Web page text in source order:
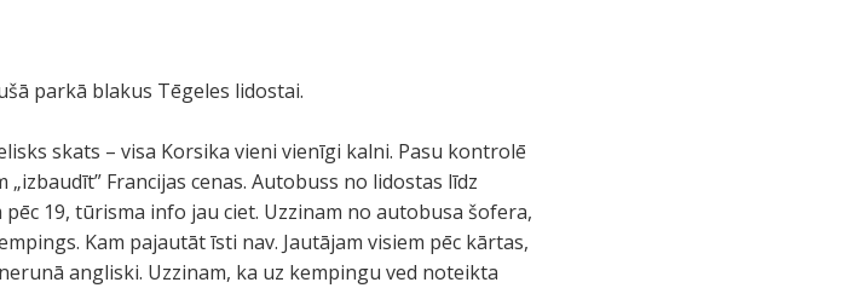
parkā blakus Tēgeles lidostai.
skats – visa Korsika vieni vienīgi kalni. Pasu kontrolē
Francijas cenas. Autobuss no lidostas līdz
pēc 19, tūrisma info jau ciet. Uzzinam no autobusa šofera,
Kam pajautāt īsti nav. Jautājam visiem pēc kārtas,
angliski. Uzzinam, ka uz kempingu ved noteikta